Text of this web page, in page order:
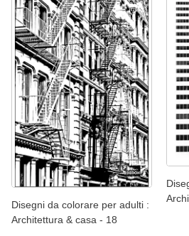
Disegni da colorare per adulti :
Architettura & casa - 18